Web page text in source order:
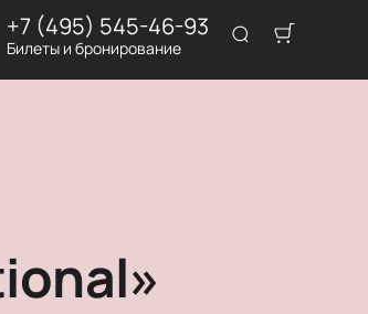
+7 (495) 545-46-93
Билеты и бронирование